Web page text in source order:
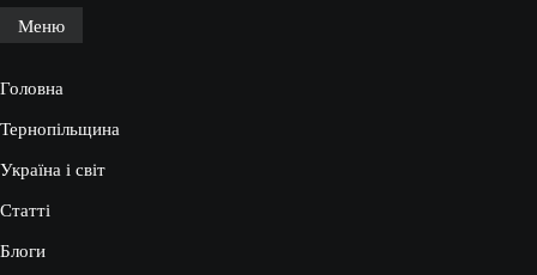
Меню
Головна
Тернопільщина
Україна і світ
Статті
Блоги